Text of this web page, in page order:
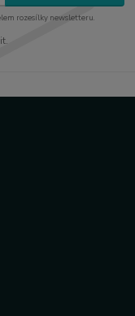
rozesílky newsletteru.